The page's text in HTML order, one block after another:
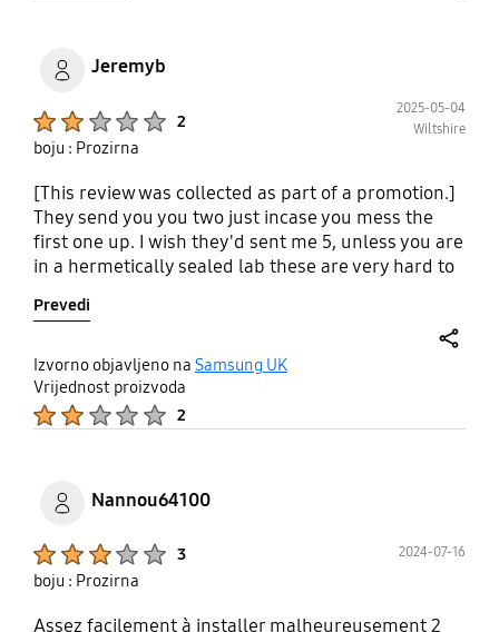
Jeremyb
2
2025-05-04
Wiltshire
boju : Prozirna
[This review was collected as part of a promotion.]
They send you you two just incase you mess the
first one up. I wish they'd sent me 5, unless you are
in a hermetically sealed lab these are very hard to
touching the underside of the film.
Prevedi
Izvorno objavljeno na Samsung UK
Vrijednost proizvoda
2
Nannou64100
3 2024-07-16
boju : Prozirna
Assez facilement à installer malheureusement 2